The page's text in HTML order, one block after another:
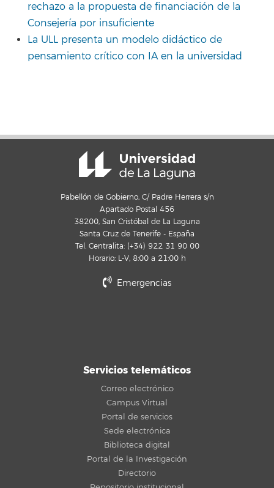
rechazo a la propuesta de financiación de la
Consejería por insuficiente
La ULL presenta un modelo didáctico de
pensamiento crítico con IA en la universidad
Pabellón de Gobierno, C/ Padre Herrera s/n
Apartado Postal 456
38200, San Cristóbal de La Laguna
Santa Cruz de Tenerife - España
Tel. Centralita: (+34) 922 31 90 00
Horario: L-V, 8:00 a 21:00 h
Emergencias
Servicios telemáticos
Correo electrónico
Campus Virtual
Portal de servicios
Sede electrónica
Biblioteca digital
Portal de la Investigación
Directorio